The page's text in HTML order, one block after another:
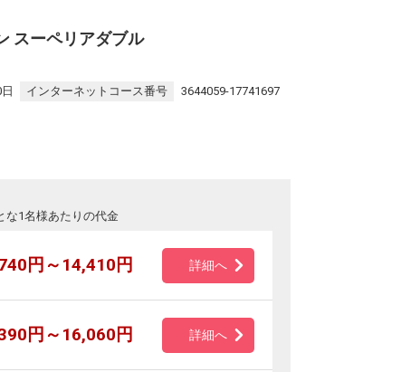
スーペリアダブル
インターネットコース番号 3644059-17741697
な1名様あたりの代金
円～14,410円 詳細へ
円～16,060円 詳細へ